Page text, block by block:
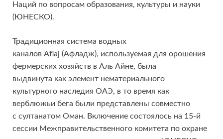
Наций по вопросам образования, культуры и науки
(ЮНЕСКО).
Традиционная система водных
каналов Aflaj (Афладж), используемая для орошения
фермерских хозяйств в Аль Айне, была
выдвинута как элемент нематериального
культурного наследия ОАЭ, в то время как
верблюжьи бега были представлены совместно
с султанатом Оман. Включение состоялось на 15-й
сессии Межправительственного комитета по охране